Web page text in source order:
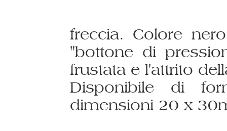
freccia. Colore
"bottone di
frustata e l'attrito
Disponibile di
dimensioni 20 x